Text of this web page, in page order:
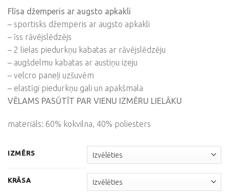
Flīsa džemperis ar augsto apkakli
– sportisks džemperis ar augsto apkakli
– īss rāvējslēdzējs
– 2 lielas piedurkņu kabatas ar rāvējslēdzēju
– augšdelmu kabatas ar austiņu izeju
– velcro paneļi uzšuvēm
– elastīgi piedurkņu gali un apakšmala
VĒLAMS PASŪTĪT PAR VIENU IZMĒRU LIELĀKU
materiāls: 60% kokvilna, 40% poliesters
IZMĒRS
KRĀSA